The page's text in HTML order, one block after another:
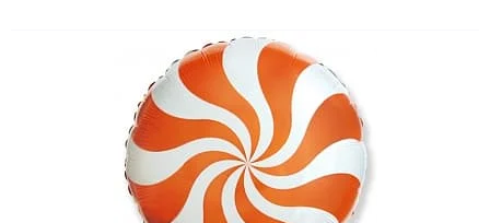
Оптовый Магазин
Корзина
Избранное